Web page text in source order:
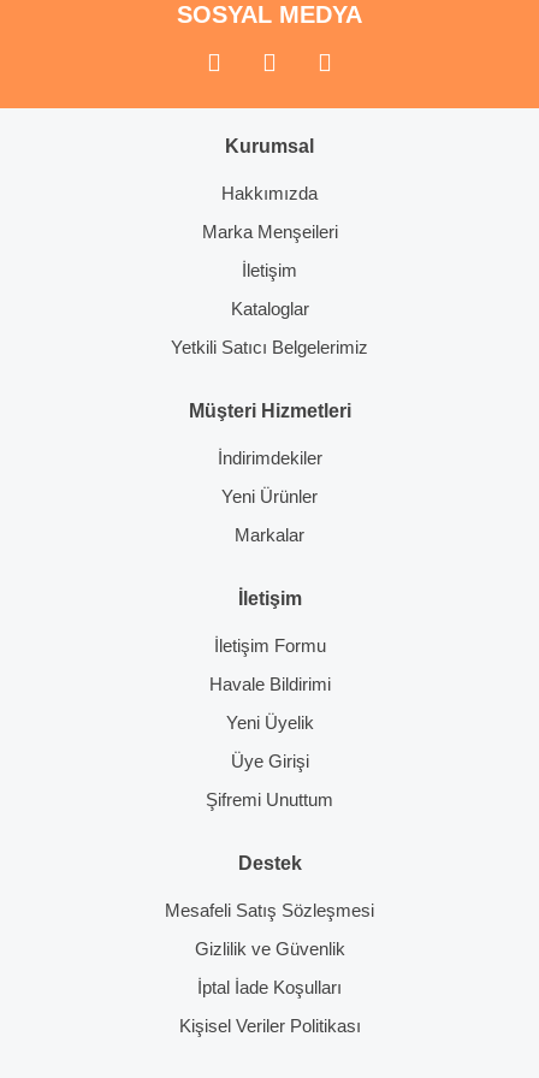
Gönder
SOSYAL MEDYA
Kurumsal
Hakkımızda
Marka Menşeileri
İletişim
Kataloglar
Yetkili Satıcı Belgelerimiz
Müşteri Hizmetleri
İndirimdekiler
Yeni Ürünler
Markalar
İletişim
İletişim Formu
Havale Bildirimi
Yeni Üyelik
Üye Girişi
Şifremi Unuttum
Destek
Mesafeli Satış Sözleşmesi
Gizlilik ve Güvenlik
İptal İade Koşulları
Kişisel Veriler Politikası